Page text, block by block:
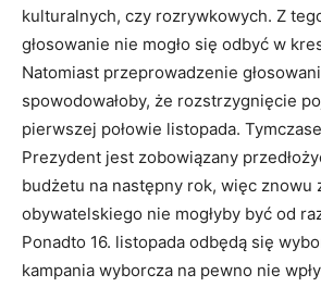
kulturalnych, czy rozrywkowych. Z
głosowanie nie mogło się odbyć w
Natomiast przeprowadzenie
spowodowałoby, że rozstrzygnięcie
pierwszej połowie listopada.
Prezydent jest zobowiązany
budżetu na następny rok, więc znowu
obywatelskiego nie mogłyby być od
Ponadto 16. listopada odbędą się
kampania wyborcza na pewno nie